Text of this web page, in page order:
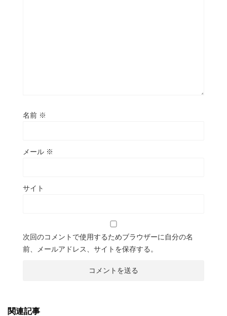
名前 ※
メール ※
サイト
次回のコメントで使用するためブラウザーに自分の名
前、メールアドレス、サイトを保存する。
関連記事